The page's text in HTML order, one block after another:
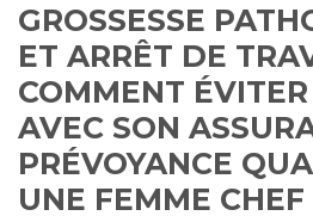
GROSSESSE
ET ARRÊT DE
COMMENT
AVEC SON
PRÉVOYANCE
UNE FEMME CHEF